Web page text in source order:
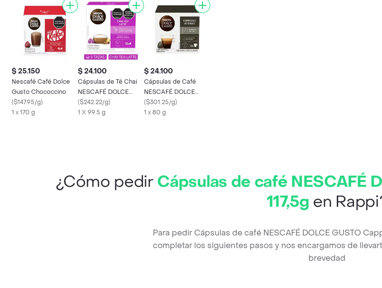
$ 25.150
Nescafé Café Dolce
Gusto Chococcino
($147.95/g)
1 x 170 g
$ 24.100
Cápsulas de Té Chai
NESCAFÉ DOLCE
GUSTO Chai Tea Latte
x 99,5g
($242.22/g)
1 X 99.5 g
$ 24.100
Cápsulas de Café
NESCAFÉ DOLCE
GUSTO Espresso
Intenso x 80g
($301.25/g)
1 x 80 g
¿Cómo pedir Cápsulas de café NESCAFÉ
117,5g en
Para pedir Cápsulas de café NESCAFÉ DOLCE GUSTO
completar los siguientes pasos y nos encargamos de
brevedad